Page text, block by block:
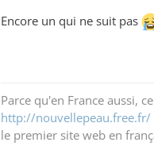
Encore un qui ne suit pas
Parce qu'en France aussi,
http://nouvellepeau.free.fr/
le premier site web en